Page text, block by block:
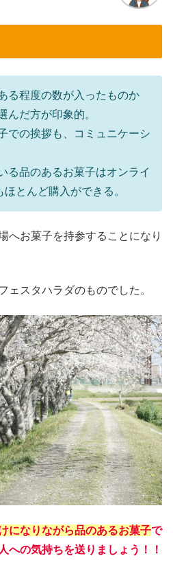
る程度の数が入ったものか
んだ方が印象的。
での挨拶も、コミュニケーシ
る品のあるお菓子はオンライ
とんど購入ができる。
へお菓子を持参することになり
ェスタハラダのものでした。
になりながら品のあるお菓子で
への気持ちを送りましょう！！